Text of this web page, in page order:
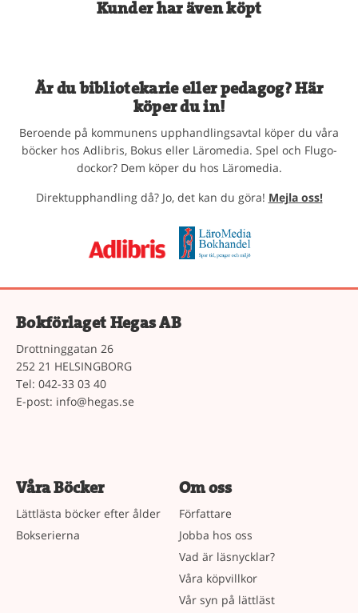
Kunder har även köpt
Är du bibliotekarie eller pedagog? Här
köper du in!
Beroende på kommunens upphandlingsavtal köper du våra
böcker hos Adlibris, Bokus eller Läromedia. Spel och Flugo-
dockor? Dem köper du hos Läromedia.
Direktupphandling då? Jo, det kan du göra! Mejla oss!
Bokförlaget Hegas AB
Drottninggatan 26
252 21 HELSINGBORG
Tel: 042-33 03 40
E-post: info@hegas.se
Våra Böcker
Lättlästa böcker efter ålder
Bokserierna
Om oss
Författare
Jobba hos oss
Vad är läsnycklar?
Våra köpvillkor
Vår syn på lättläst